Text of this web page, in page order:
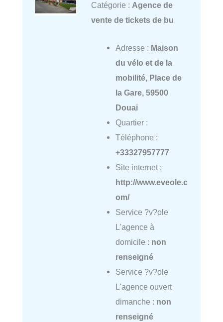
Catégorie : Agence de
vente de tickets de bu
Adresse : Maison
du vélo et de la
mobilité, Place de
la Gare, 59500
Douai
Quartier :
Téléphone :
+33327957777
Site internet :
http://www.eveole.c
om/
Service ?v?ole
L'agence à
domicile : non
renseigné
Service ?v?ole
L'agence ouvert
dimanche : non
renseigné